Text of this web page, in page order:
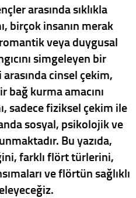
arasında sıklıkla
birçok insanın merak
veya duygusal
simgeleyen bir
cinsel çekim,
bağ kurma amacını
sadece fiziksel çekim ile
sosyal, psikolojik ve
Bu yazıda,
farklı flört türlerini,
ve flörtün sağlıklı